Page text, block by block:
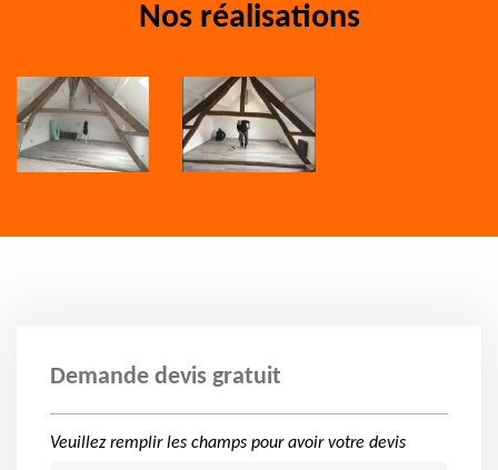
Nos réalisations
Demande devis gratuit
Veuillez remplir les champs pour avoir votre devis